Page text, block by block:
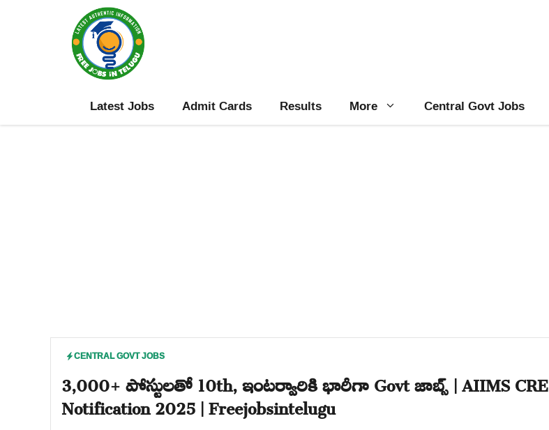
Latest Jobs Admit Cards Results More Central Govt Jobs
CENTRAL GOVT JOBS
3,000+ పోస్టులతో 10th, ఇంటర్వారికి భారీగా Govt జాబ్స్ | AIIMS CRE
Notification 2025 | Freejobsintelugu